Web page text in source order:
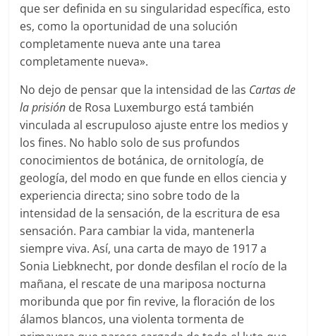
que ser definida en su singularidad específica, esto
es, como la oportunidad de una solución
completamente nueva ante una tarea
completamente nueva».
No dejo de pensar que la intensidad de las Cartas de
la prisión de Rosa Luxemburgo está también
vinculada al escrupuloso ajuste entre los medios y
los fines. No hablo solo de sus profundos
conocimientos de botánica, de ornitología, de
geología, del modo en que funde en ellos ciencia y
experiencia directa; sino sobre todo de la
intensidad de la sensación, de la escritura de esa
sensación. Para cambiar la vida, mantenerla
siempre viva. Así, una carta de mayo de 1917 a
Sonia Liebknecht, por donde desfilan el rocío de la
mañana, el rescate de una mariposa nocturna
moribunda que por fin revive, la floración de los
álamos blancos, una violenta tormenta de